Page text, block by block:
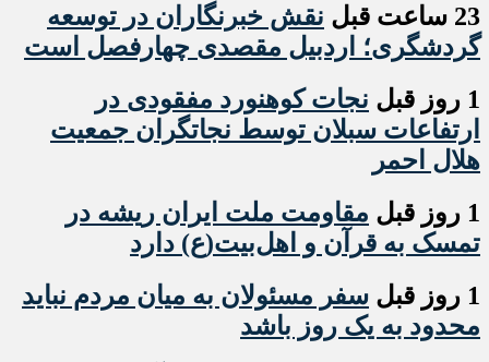
23 ساعت قبل
نقش خبرنگاران در توسعه
گردشگری؛ اردبیل مقصدی چهارفصل است
1 روز قبل
نجات کوهنورد مفقودی در
ارتفاعات سبلان توسط نجاتگران جمعیت
هلال احمر
1 روز قبل
مقاومت ملت ایران ریشه در
تمسک به قرآن و اهل‌بیت(ع) دارد
1 روز قبل
سفر مسئولان به میان مردم نباید
محدود به یک روز باشد